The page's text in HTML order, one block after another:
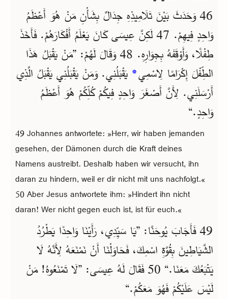
46 وَحَدَثَ بَيْنَ تَلَامِيذِهِ جِدَالٌ بِشَأْنِ مَنْ هُوَ أَعْظَمُ
وَاحِدٍ فِيهِمْ. 47 لَكِنَّ عِيسَى كَانَ يَعْلَمُ أَفْكَارَهُمْ. فَأَخَذَ
طِفْلًا، وَأَوْقَفَهُ بِجِوَارِهِ. 48 وَقَالَ لَهُمْ: ”مَنْ يَقْبَلُ هَذَا
الطِّفْلَ إِكْرَامًا لِاسْمِي* يَقْبَلُنِي. وَمَنْ يَقْبَلُنِي يَقْبَلُ الَّذِي
أَرْسَلَنِي. لِأَنَّ أَصْغَرَ وَاحِدٍ فِيكُمْ كُلِّكُمْ هُوَ أَعْظَمُ
وَاحِدٍ.“
49 Johannes antwortete: »Herr, wir haben jemanden
gesehen, der Dämonen durch die Kraft deines
Namens austreibt. Deshalb haben wir versucht, ihn
daran zu hindern, weil er dir nicht mit uns nachfolgt.«
50 Aber Jesus antwortete ihm: »Hindert ihn nicht
daran! Wer nicht gegen euch ist, ist für euch.«
49 فَأَجَابَ يُوحَنَّا: ”يَا سَيِّدِي، رَأَيْنَا وَاحِدًا يَطْرُدُ
الشَّيَاطِينَ بِقُوَّةِ اسْمِكَ، فَحَاوَلْنَا أَنْ نَمْنَعَهُ لِأَنَّهُ لَا
يَتْبَعُكَ مَعَنَا.“ 50 فَقَالَ لَهُ عِيسَى: ”لَا تَمْنَعُوهُ! مَنْ
لَيْسَ عَلَيْكُمْ فَهُوَ مَعَكُمْ.“